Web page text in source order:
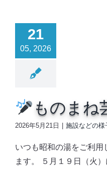
21
05, 2026
ものま
2026年5月21日 | 施設などの様
いつも昭和の湯をご利用
ます。 ５月１９日（火